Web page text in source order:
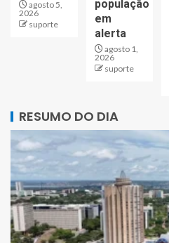
agosto 5,
2026
suporte
população
em
alerta
agosto 1,
2026
suporte
RESUMO DO DIA